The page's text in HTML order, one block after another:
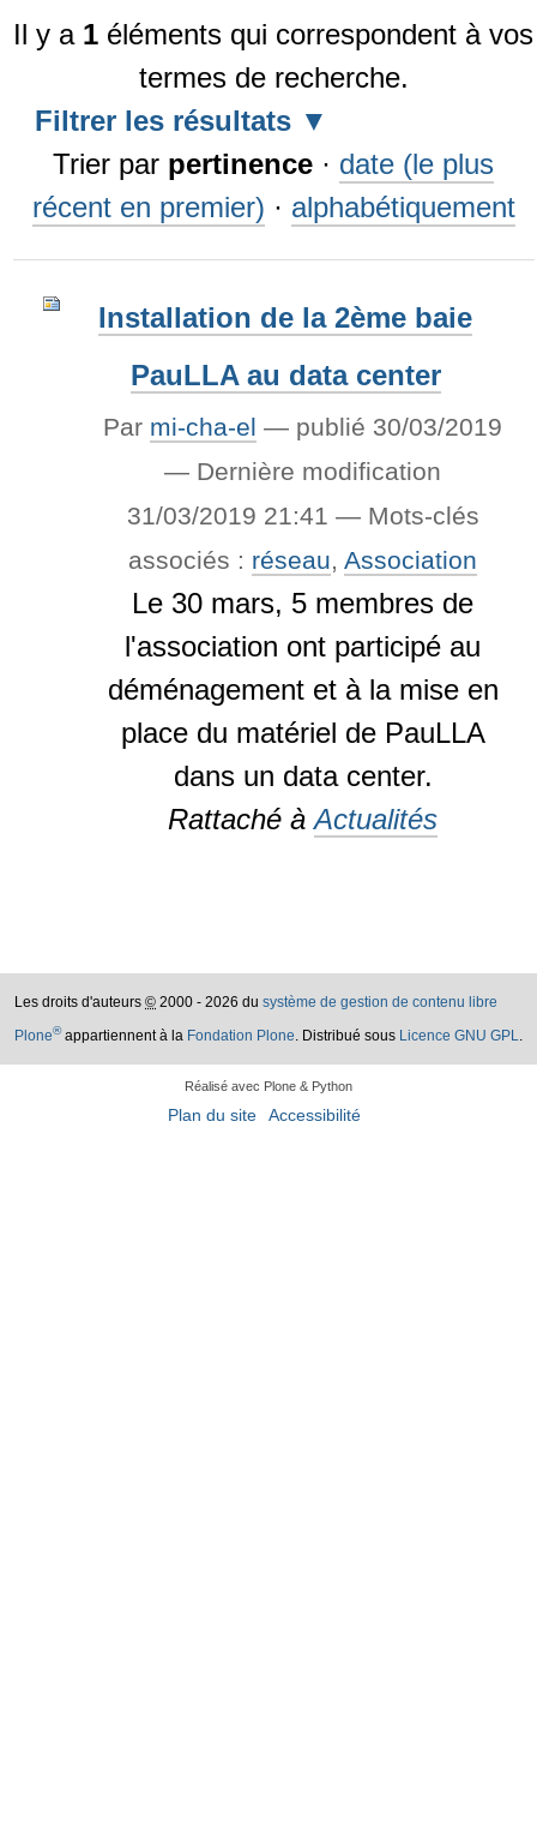
Il y a 1 éléments qui correspondent à vos
termes de recherche.
Filtrer les résultats
Trier par pertinence · date (le plus
récent en premier) · alphabétiquement
Installation de la 2ème baie
PauLLA au data center
Par mi-cha-el — publié 30/03/2019
— Dernière modification
31/03/2019 21:41 — Mots-clés
associés : réseau,Association
Le 30 mars, 5 membres de
l'association ont participé au
déménagement et à la mise en
place du matériel de PauLLA
dans un data center.
Rattaché à Actualités
Les droits d'auteurs © 2000 - 2026 du système de gestion de contenu libre
Plone®appartiennent à la Fondation Plone. Distribué sous Licence GNU GPL.
Réalisé avec Plone & Python
Plan du site Accessibilité